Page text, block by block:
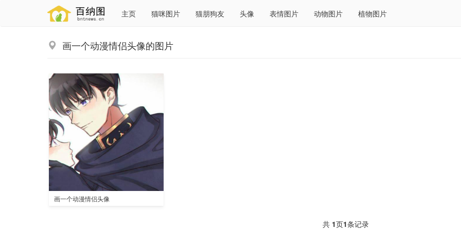
主页 猫咪图片 猫朋狗友 头像 表情图片 动物图片 植物图片
画一个动漫情侣头像的图片
画一个动漫情侣头像
共 1页1条记录